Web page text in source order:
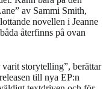
av Sammi Smith,
novellen i Jeanne
återfinns på ovan
storytelling”, berättar
till nya EP:n